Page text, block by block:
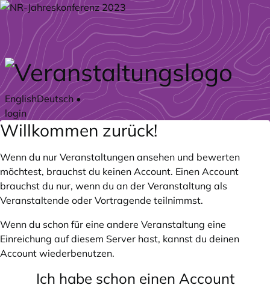
Zum Hauptteil springen
EnglishDeutsch•
login
Willkommen zurück!
Wenn du nur Veranstaltungen ansehen und bewerten
möchtest, brauchst du keinen Account. Einen Account
brauchst du nur, wenn du an der Veranstaltung als
Veranstaltende oder Vortragende teilnimmst.
Wenn du schon für eine andere Veranstaltung eine
Einreichung auf diesem Server hast, kannst du deinen
Account wiederbenutzen.
Ich habe schon einen Account